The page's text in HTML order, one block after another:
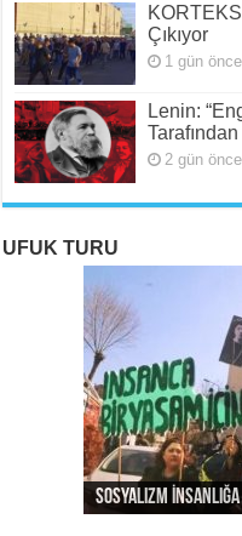
Çıkıyor
1 gün önce
Lenin:
2 gün önce
UFUK TURU
Sosyalizm
ROJAVA: Rehavete
Gerileyişi -III
ROJAVA: Rehavete
Gerileyişi -II
Rojava: Rehavete
Gerileyişi*
Rojava Devrimi İçin